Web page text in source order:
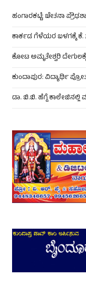
ಹಂಗಾರಕಟ್ಟೆ: ಚೇತನಾ
ಕಾರ್ಕಡ ಗೆಳೆಯರ ಬಳಗಕ್ಕೆ ಕೆ.
ಕೋಟ ಅಮೃತೇಶ್ವರಿ
ಕುಂದಾಪುರ: ವಿದ್ಯಾರ್ಥಿ
ಡಾ. ಬಿ.ಬಿ. ಹೆಗ್ಡೆ ಕಾಲೇಜಿನಲ್ಲಿ